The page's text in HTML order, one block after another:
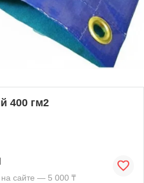
400 гм2
сайте — 5 000 ₸